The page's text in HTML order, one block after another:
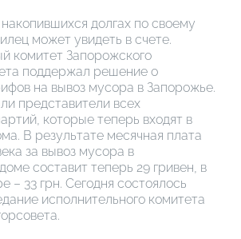
долгах по своему
может увидеть в счете.
комитет Запорожского
поддержал решение о
на вывоз мусора в Запорожье.
представители всех
которые теперь входят в
В результате месячная плата
за вывоз мусора в
составит теперь 29 гривен, в
– 33 грн. Сегодня состоялось
исполнительного комитета